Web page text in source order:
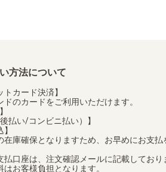
方法について
トカード決済】
ドのカードをご利用いただけます。
後払い/コンビニ払い）】
在庫確保となりますため、お早めにお支払
払口座は、注文確認メールに記載しており
はお客様負担となります。